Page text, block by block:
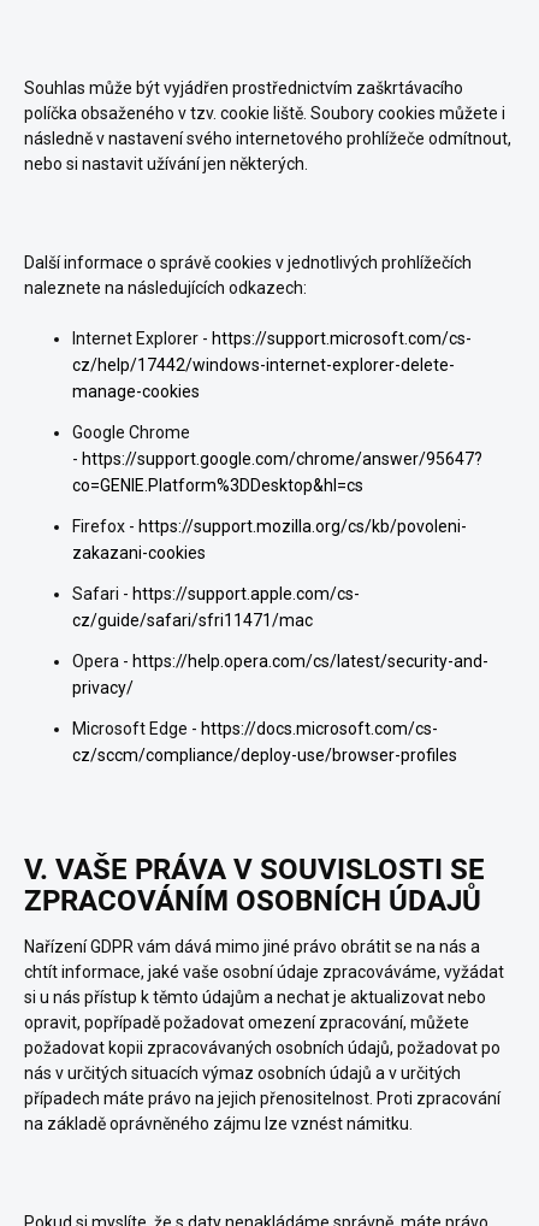
Souhlas může být vyjádřen prostřednictvím zaškrtávacího
políčka obsaženého v tzv. cookie liště. Soubory cookies můžete i
následně v nastavení svého internetového prohlížeče odmítnout,
nebo si nastavit užívání jen některých.
Další informace o správě cookies v jednotlivých prohlížečích
naleznete na následujících odkazech:
Internet Explorer - https://support.microsoft.com/cs-
cz/help/17442/windows-internet-explorer-delete-
manage-cookies
Google Chrome
- https://support.google.com/chrome/answer/95647?
co=GENIE.Platform%3DDesktop&hl=cs
Firefox - https://support.mozilla.org/cs/kb/povoleni-
zakazani-cookies
Safari - https://support.apple.com/cs-
cz/guide/safari/sfri11471/mac
Opera - https://help.opera.com/cs/latest/security-and-
privacy/
Microsoft Edge - https://docs.microsoft.com/cs-
cz/sccm/compliance/deploy-use/browser-profiles
V. VAŠE PRÁVA V SOUVISLOSTI SE
ZPRACOVÁNÍM OSOBNÍCH ÚDAJŮ
Nařízení GDPR vám dává mimo jiné právo obrátit se na nás a
chtít informace, jaké vaše osobní údaje zpracováváme, vyžádat
si u nás přístup k těmto údajům a nechat je aktualizovat nebo
opravit, popřípadě požadovat omezení zpracování, můžete
požadovat kopii zpracovávaných osobních údajů, požadovat po
nás v určitých situacích výmaz osobních údajů a v určitých
případech máte právo na jejich přenositelnost. Proti zpracování
na základě oprávněného zájmu lze vznést námitku.